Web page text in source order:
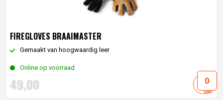
FIREGLOVES BRAAIMASTER
Gemaakt van hoogwaardig leer
Online op voorraad
49,00